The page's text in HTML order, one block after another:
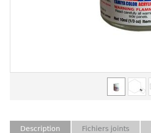
Description Fichiers joints